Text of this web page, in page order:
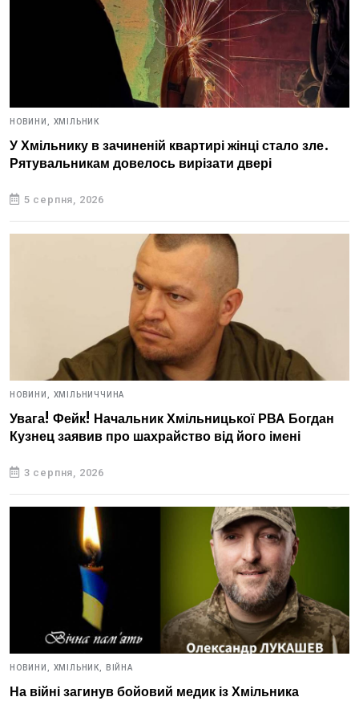
НОВИНИ, ХМІЛЬНИК
У Хмільнику в зачиненій квартирі жінці стало зле.
Рятувальникам довелось вирізати двері
5 серпня, 2026
НОВИНИ, ХМІЛЬНИЧЧИНА
Увага! Фейк! Начальник Хмільницької РВА Богдан
Кузнец заявив про шахрайство від його імені
3 серпня, 2026
НОВИНИ, ХМІЛЬНИК, ВІЙНА
На війні загинув бойовий медик із Хмільника